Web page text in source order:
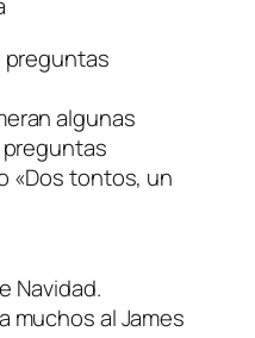
preguntas
algunas
«Dos tontos, un
Navidad.
muchos al James